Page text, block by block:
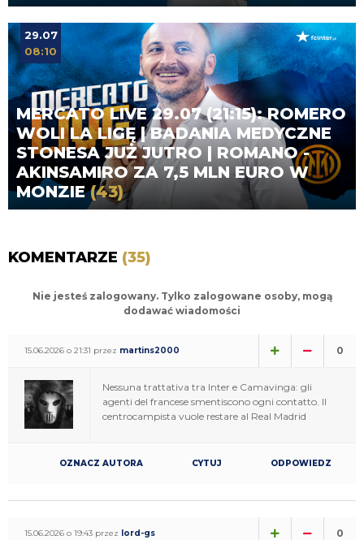
MERCATO LIVE 29.07 (21:15): ROMERO
WOLI LA LIGĘ | BADANIA MEDYCZNE
STONESA JUŻ JUTRO | ROMANO -
AKINSAMIRO ZA 7,5 MLN EURO W
MONZIE(43)
29.07
08:10
KOMENTARZE (35)
Nie jesteś zalogowany. Tylko zalogowane osoby, mogą
dodawać wiadomości
15.06.2026 o 21:31 przez martins2000 0
Nessuna trattativa tra Inter e Camavinga: gli
agenti del francese smentiscono ogni contatto. Il
centrocampista vuole restare al Real Madrid
OZNACZ AUTORA CYTUJ ODPOWIEDZ
15.06.2026 o 19:43 przez lord-gs 0